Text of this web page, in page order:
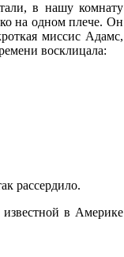
в нашу комнату
на одном плече. Он
миссис Адамс,
восклицала:
рассердило.
в Америке